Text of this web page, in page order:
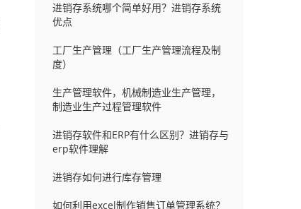
进销存系统哪个简单好用？进销存系统
优点
工厂生产管理（工厂生产管理流程及制
度）
生产管理软件，机械制造业生产管理，
制造业生产过程管理软件
进销存软件和ERP有什么区别？进销存与
erp软件理解
进销存如何进行库存管理
如何利用excel制作销售订单管理系统？